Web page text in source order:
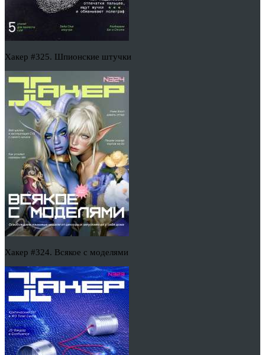
Хакер #325. Шпионские штучки
Хакер #324. Всякое с моделями